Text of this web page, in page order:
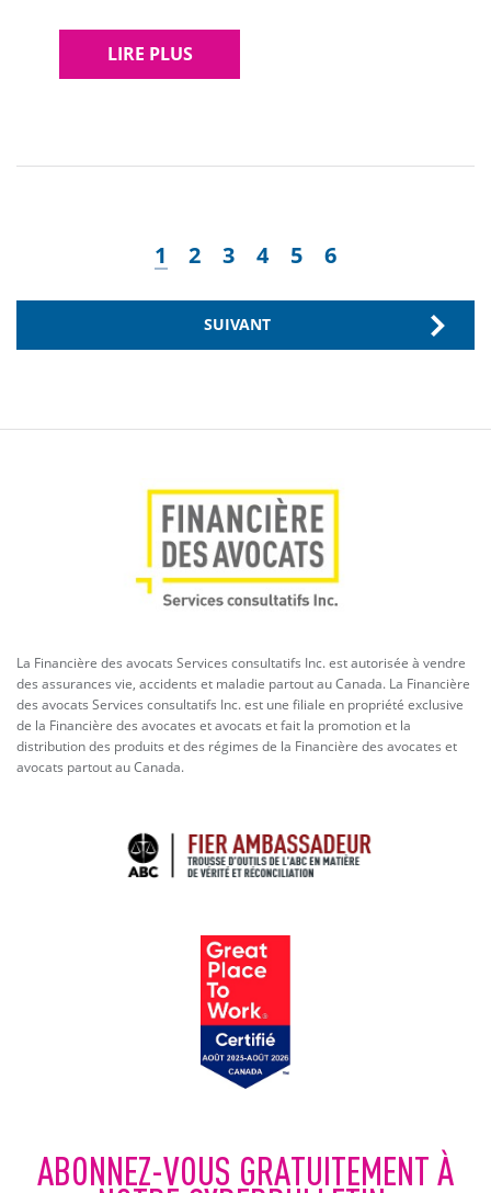
LIRE PLUS
Page
1 Page
2 Page
3 Page
4 Page
5 Page
6
PAGE
SUIVANTE
SUIVANT
La Financière des avocats Services consultatifs Inc. est autorisée à vendre
des assurances vie, accidents et maladie partout au Canada. La Financière
des avocats Services consultatifs Inc. est une filiale en propriété exclusive
de la Financière des avocates et avocats et fait la promotion et la
distribution des produits et des régimes de la Financière des avocates et
avocats partout au Canada.
ABONNEZ-VOUS GRATUITEMENT À